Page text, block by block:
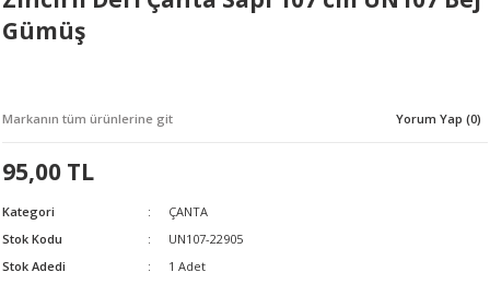
DERGİ
Gümüş
Markanın tüm ürünlerine git Yorum Yap (0)
95,00 TL
Kategori
ÇANTA
Stok Kodu
UN107-22905
Stok Adedi
1 Adet